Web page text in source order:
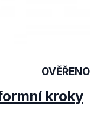
OVĚŘENO
kroky